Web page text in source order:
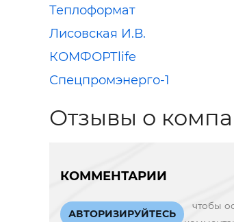
Теплоформат
Лисовская И.В.
КОМФОРТlife
Спецпромэнерго-1
Отзывы о
КОММЕНТАРИИ
АВТОРИЗИРУЙТЕСЬ
чтобы